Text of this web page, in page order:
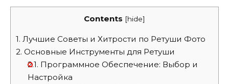
Contents [hide]
1. Лучшие Советы и Хитрости по Ретуши Фото
2. Основные Инструменты для Ретуши
2.1. Программное Обеспечение: Выбор и
Настройка